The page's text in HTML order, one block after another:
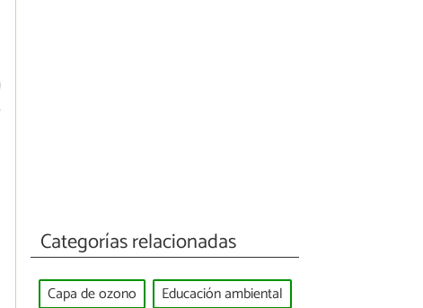
Categorías relacionadas
Capa de ozono
Educación ambiental